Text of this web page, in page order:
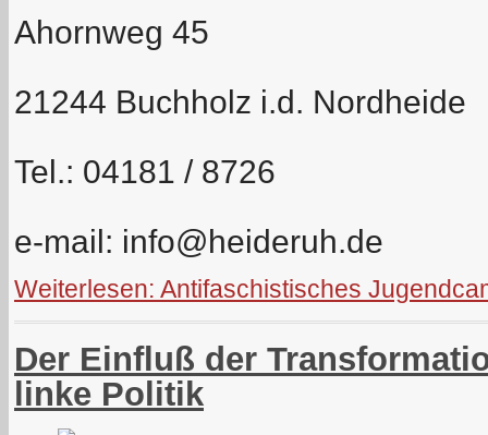
Ahornweg 45
21244 Buchholz i.d. Nordheide
Tel.: 04181 / 8726
e-mail: info@heideruh.de
Weiterlesen: Antifaschistisches
Der Einfluß der
linke Politik